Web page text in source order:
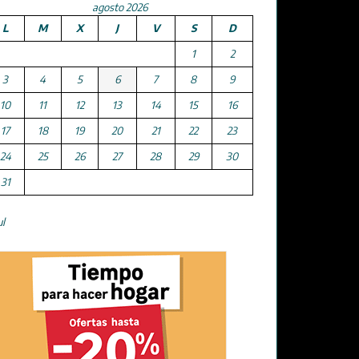
agosto 2026
L
M X J V S
D
1
2
3
4 5 6 7 8
9
10
11 12 13 14 15
16
17
18 19 20 21 22
23
24
25 26 27 28 29
30
31